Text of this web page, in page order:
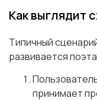
Как выглядит
Типичный
развивается
принимает